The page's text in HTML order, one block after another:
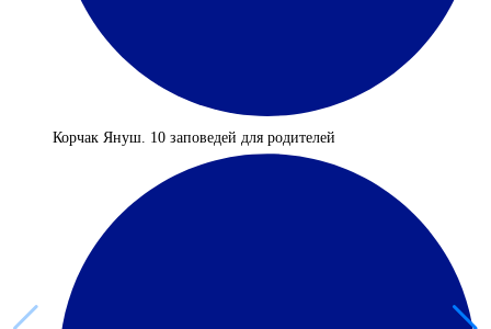
Корчак Януш. 10 заповедей для родителей